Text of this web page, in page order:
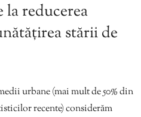
reducerea
stării de
urbane (mai mult de 50% din
recente) considerăm